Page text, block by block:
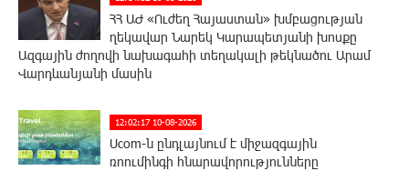
ՀՀ ԱԺ «Ուժեղ Հայաստան» խմբացության
ղեկավար Նարեկ Կարապետյանի խոսքը
Ազգային ժողովի նախագահի տեղակալի թեկնածու Արամ
Վարդևանյանի մասին
12:02:17 10-08-2026
Ucom-ն ընդլայնում է միջազգային
ռոումինգի հնարավորությունները